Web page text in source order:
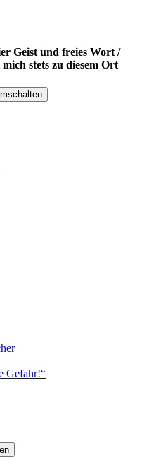
Geist und freies Wort /
stets zu diesem Ort
Gefahr!“